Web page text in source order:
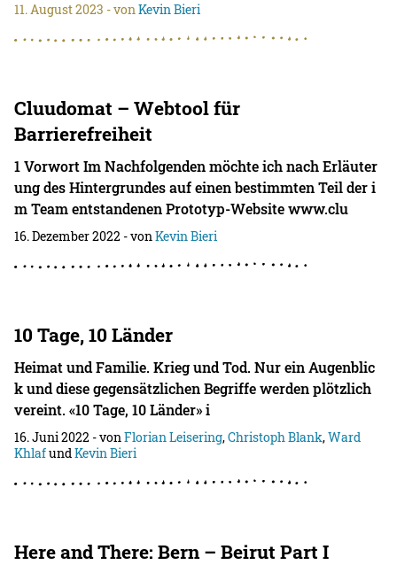
11. August 2023 - vonKevin Bieri
Cluudomat – Webtool für
Barrierefreiheit
1 Vorwort Im Nachfolgenden möchte ich nach Erläuter
ung des Hintergrundes auf einen bestimmten Teil der i
m Team entstandenen Prototyp-Website www.clu
16. Dezember 2022 - vonKevin Bieri
10 Tage, 10 Länder
Heimat und Familie. Krieg und Tod. Nur ein Augenblic
k und diese gegensätzlichen Begriffe werden plötzlich
vereint. «10 Tage, 10 Länder» i
16. Juni 2022 - vonFlorian Leisering,Christoph Blank,Ward
KhlafundKevin Bieri
Here and There: Bern – Beirut Part I